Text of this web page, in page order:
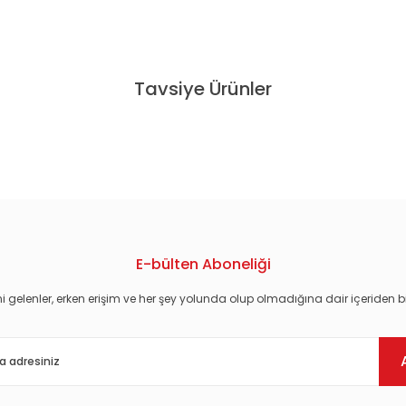
Tavsiye Ürünler
E-bülten Aboneliği
gelenler, erken erişim ve her şey yolunda olup olmadığına dair içeriden